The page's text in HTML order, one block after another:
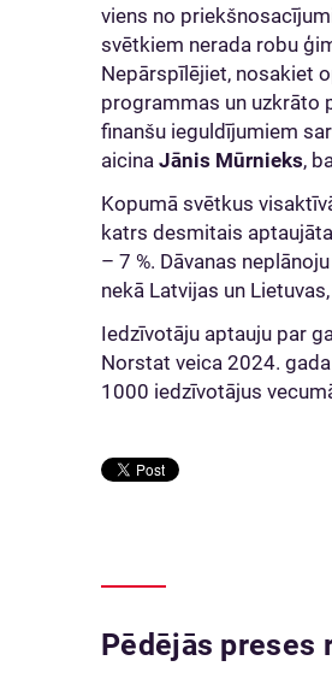
viens no
svētkiem nerada robu
Nepārspīlējiet, nosakiet
programmas un uzkrāto
finanšu ieguldījumiem
aicina Jānis Mūrnieks,
Kopumā svētkus
katrs desmitais
– 7 %. Dāvanas
nekā Latvijas un
Iedzīvotāju aptauju par
Norstat veica 2024.
1000 iedzīvotājus
Pēdējās preses